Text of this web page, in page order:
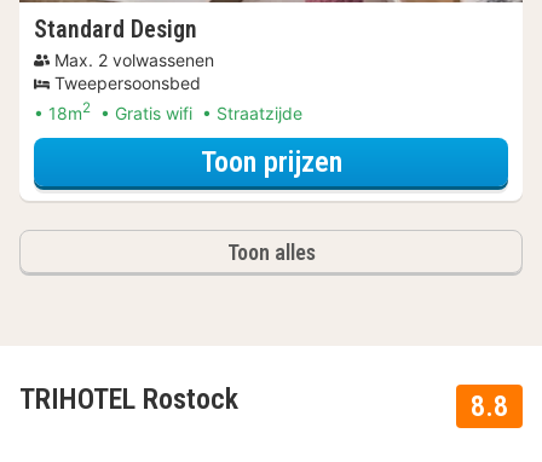
Standard Design
Max. 2 volwassenen
Tweepersoonsbed
18m2 Gratis wifi Straatzijde
Toon prijzenvoor Verblijf &
Toon alles
8.8
TRIHOTEL Rostock